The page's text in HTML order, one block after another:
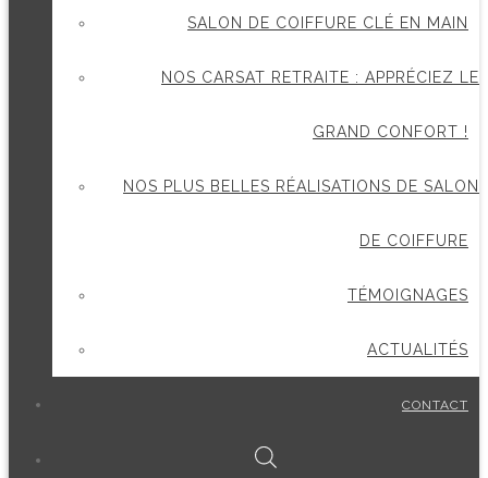
SALON DE COIFFURE CLÉ EN MAIN
NOS CARSAT RETRAITE : APPRÉCIEZ LE
GRAND CONFORT !
NOS PLUS BELLES RÉALISATIONS DE SALON
DE COIFFURE
TÉMOIGNAGES
ACTUALITÉS
CONTACT